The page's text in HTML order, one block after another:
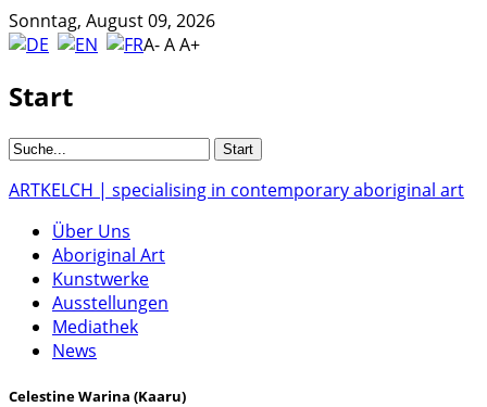
Sonntag, August 09, 2026
A-AA+
Start
ARTKELCH | specialising in contemporary aboriginal art
Über Uns
Aboriginal Art
Kunstwerke
Ausstellungen
Mediathek
News
Celestine Warina (Kaaru)